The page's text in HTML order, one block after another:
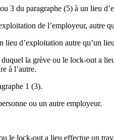
3 du paragraphe (5) à un lieu
de l’employeur, autre
d’exploitation autre qu’un
la grève ou le lock-out a
à l’autre.
1 (3).
ou un autre employeur.
lock-out a lieu effectue un